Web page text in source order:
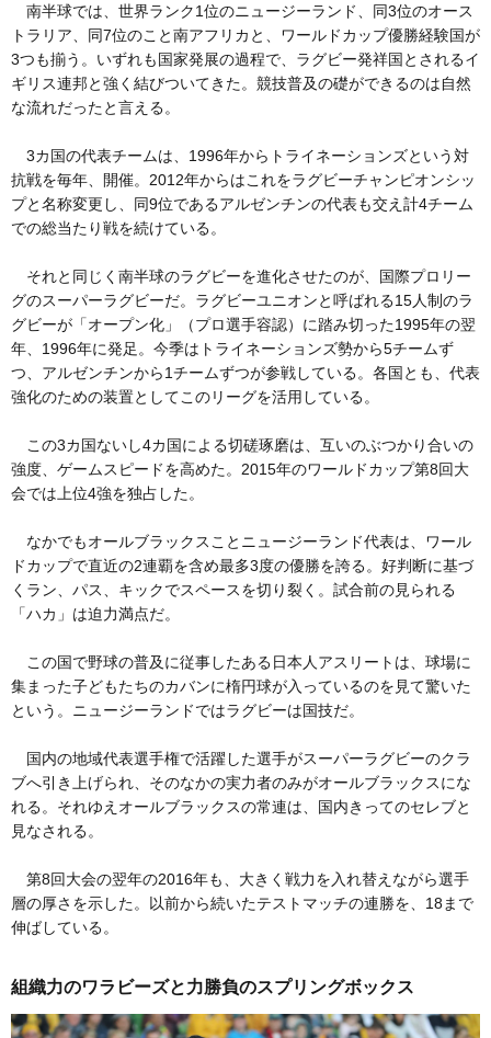
南半球では、世界ランク1位のニュージーランド、同3位のオース
トラリア、同7位のこと南アフリカと、ワールドカップ優勝経験国が
3つも揃う。いずれも国家発展の過程で、ラグビー発祥国とされるイ
ギリス連邦と強く結びついてきた。競技普及の礎ができるのは自然
な流れだったと言える。
3カ国の代表チームは、1996年からトライネーションズという対
抗戦を毎年、開催。2012年からはこれをラグビーチャンピオンシッ
プと名称変更し、同9位であるアルゼンチンの代表も交え計4チーム
での総当たり戦を続けている。
それと同じく南半球のラグビーを進化させたのが、国際プロリー
グのスーパーラグビーだ。ラグビーユニオンと呼ばれる15人制のラ
グビーが「オープン化」（プロ選手容認）に踏み切った1995年の翌
年、1996年に発足。今季はトライネーションズ勢から5チームず
つ、アルゼンチンから1チームずつが参戦している。各国とも、代表
強化のための装置としてこのリーグを活用している。
この3カ国ないし4カ国による切磋琢磨は、互いのぶつかり合いの
強度、ゲームスピードを高めた。2015年のワールドカップ第8回大
会では上位4強を独占した。
なかでもオールブラックスことニュージーランド代表は、ワール
ドカップで直近の2連覇を含め最多3度の優勝を誇る。好判断に基づ
くラン、パス、キックでスペースを切り裂く。試合前の見られる
「ハカ」は迫力満点だ。
この国で野球の普及に従事したある日本人アスリートは、球場に
集まった子どもたちのカバンに楕円球が入っているのを見て驚いた
という。ニュージーランドではラグビーは国技だ。
国内の地域代表選手権で活躍した選手がスーパーラグビーのクラ
ブへ引き上げられ、そのなかの実力者のみがオールブラックスにな
れる。それゆえオールブラックスの常連は、国内きってのセレブと
見なされる。
第8回大会の翌年の2016年も、大きく戦力を入れ替えながら選手
層の厚さを示した。以前から続いたテストマッチの連勝を、18まで
伸ばしている。
組織力のワラビーズと力勝負のスプリングボックス